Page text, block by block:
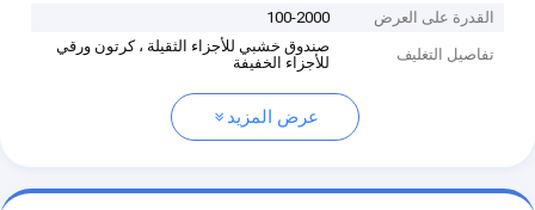
القدرة على العرض
100-2000
تفاصيل التغليف
صندوق خشبي للأجزاء الثقيلة ، كرتون ورقي
للأجزاء الخفيفة
عرض المزيد